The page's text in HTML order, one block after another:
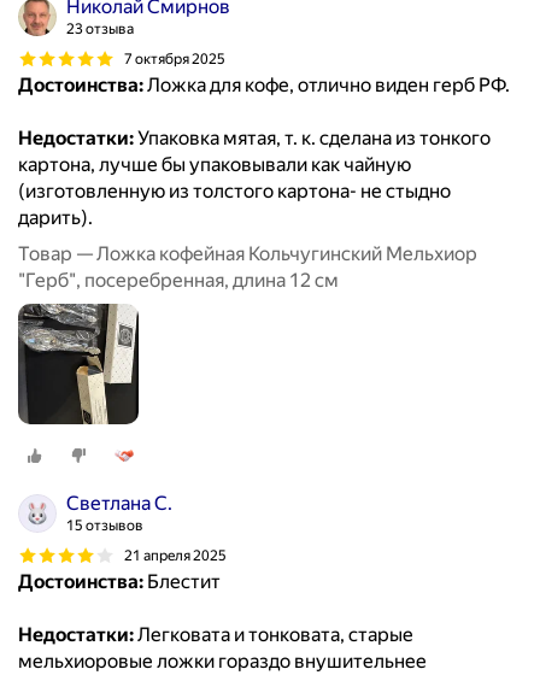
Николай Смирнов
23 отзыва
7 октября 2025
Достоинства:Ложка для кофе, отлично виден герб РФ.
Недостатки:Упаковка мятая, т. к. сделана из тонкого
картона, лучше бы упаковывали как чайную
(изготовленную из толстого картона- не стыдно
дарить).
Товар — Ложка кофейная Кольчугинский Мельхиор
"Герб", посеребренная, длина 12 см
Светлана С.
15 отзывов
21 апреля 2025
Достоинства: Блестит
Недостатки:Легковата и тонковата, старые
мельхиоровые ложки гораздо внушительнее